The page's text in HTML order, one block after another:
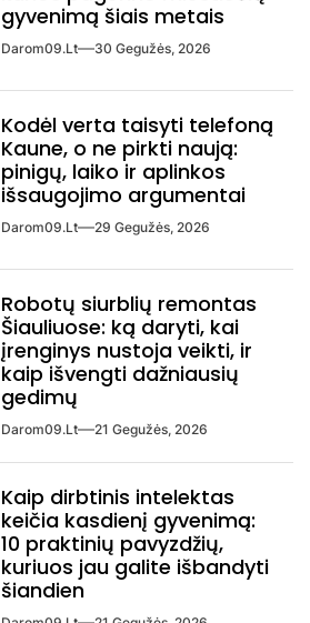
gyvenimą šiais metais
Darom09.lt 30 Gegužės, 2026
Kodėl verta taisyti telefoną
Kaune, o ne pirkti naują:
pinigų, laiko ir aplinkos
išsaugojimo argumentai
Darom09.lt 29 Gegužės, 2026
Robotų siurblių remontas
Šiauliuose: ką daryti, kai
įrenginys nustoja veikti, ir
kaip išvengti dažniausių
gedimų
Darom09.lt 21 Gegužės, 2026
Kaip dirbtinis intelektas
keičia kasdienį gyvenimą:
10 praktinių pavyzdžių,
kuriuos jau galite išbandyti
šiandien